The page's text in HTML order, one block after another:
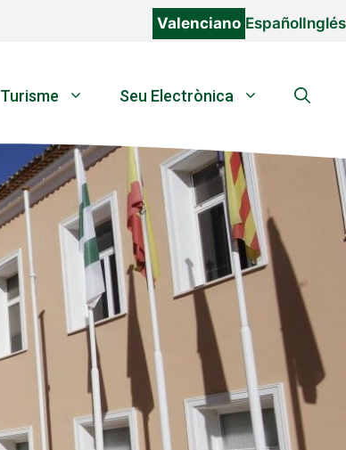
Valenciano EspañolInglés
Turisme Seu Electrònica